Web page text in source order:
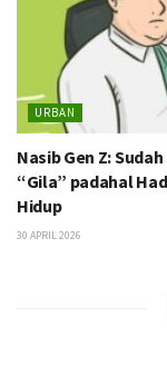
URBAN
Nasib Gen Z:
“Gila” padahal
Hidup
30 APRIL 2026